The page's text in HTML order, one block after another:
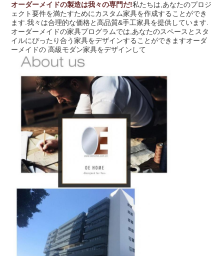
オーダーメイドの製造は我々の専門だ!私たちは,あなたのプロジ
ェクト要件を満たすためにカスタム家具を作成することができ
ます.我々は合理的な価格と高品質&手工家具を提供しています.
オーダーメイドの家具プログラムでは,あなたのスペースとスタ
イルにぴったり合う家具をデザインすることができますオーダ
ーメイドの 高級モダン家具をデザインして